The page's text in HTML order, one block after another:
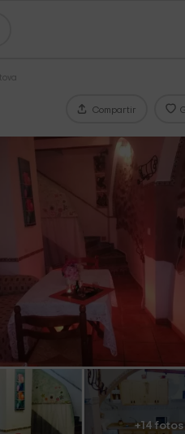
Compartir
+14 fotos